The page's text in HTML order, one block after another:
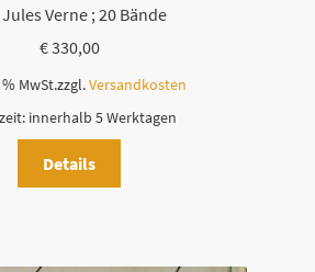
Verne ; 20 Bände
€330,00
MwSt.zzgl.Versandkosten
innerhalb 5 Werktagen
Details